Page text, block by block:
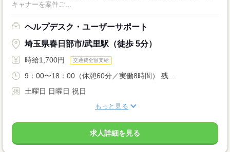
キャナーを案件ご...
ヘルプデスク・ユーザーサポート
埼玉県春日部市/武里駅（徒歩 5分）
時給1,700円 交通費全額支給
9：00〜18：00（休憩60分／実働8時間） 残...
土曜日 日曜日 祝日
もっと見る
求人詳細を見る